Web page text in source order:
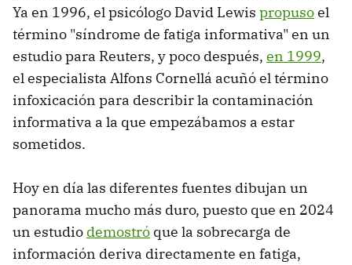
Ya en 1996, el psicólogo David Lewis propusoel
término "síndrome de fatiga informativa" en un
estudio para Reuters, y poco después, en 1999,
el especialista Alfons Cornellá acuñó el término
infoxicación para describir la contaminación
informativa a la que empezábamos a estar
sometidos.
Hoy en día las diferentes fuentes dibujan un
panorama mucho más duro, puesto que en 2024
un estudio demostró que la sobrecarga de
información deriva directamente en fatiga,